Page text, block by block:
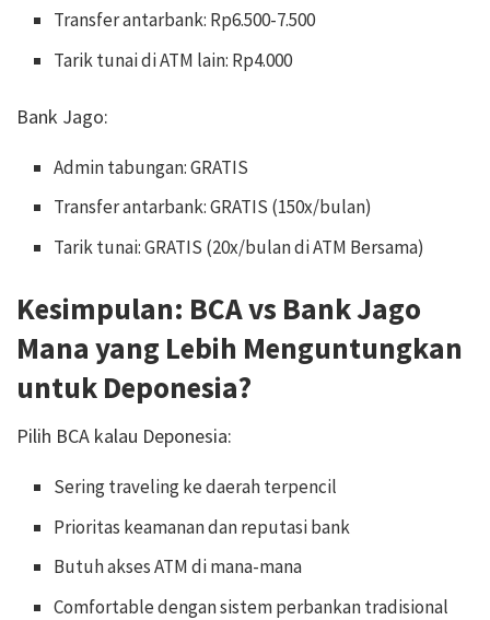
Transfer antarbank: Rp6.500-7.500
Tarik tunai di ATM lain: Rp4.000
Bank Jago:
Admin tabungan: GRATIS
Transfer antarbank: GRATIS (150x/bulan)
Tarik tunai: GRATIS (20x/bulan di ATM Bersama)
Kesimpulan: BCA vs Bank Jago
Mana yang Lebih Menguntungkan
untuk Deponesia?
Pilih BCA kalau Deponesia:
Sering traveling ke daerah terpencil
Prioritas keamanan dan reputasi bank
Butuh akses ATM di mana-mana
Comfortable dengan sistem perbankan tradisional